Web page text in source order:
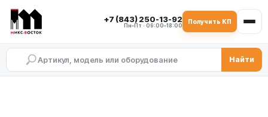
+7 (843) 250-13-92
Пн–Пт · 09:00–18:00
Получить КП
Найти